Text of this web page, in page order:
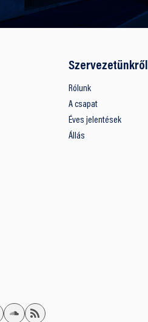
Szervezetünkről
Rólunk
A csapat
Éves jelentések
Állás